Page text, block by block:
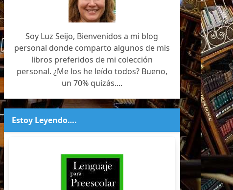
Soy Luz Seijo, Bienvenidos a mi blog
personal donde comparto algunos de mis
libros preferidos de mi colección
personal. ¿Me los he leído todos? Bueno,
un 70% quizás....
Estoy Leyendo….